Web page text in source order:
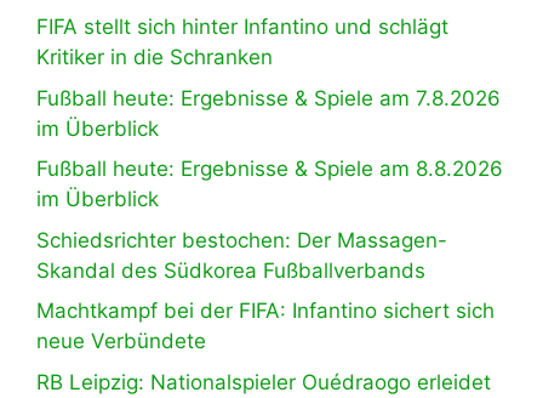
FIFA stellt sich hinter Infantino und schlägt
Kritiker in die Schranken
Fußball heute: Ergebnisse & Spiele am 7.8.2026
im Überblick
Fußball heute: Ergebnisse & Spiele am 8.8.2026
im Überblick
Schiedsrichter bestochen: Der Massagen-
Skandal des Südkorea Fußballverbands
Machtkampf bei der FIFA: Infantino sichert sich
neue Verbündete
RB Leipzig: Nationalspieler Ouédraogo erleidet